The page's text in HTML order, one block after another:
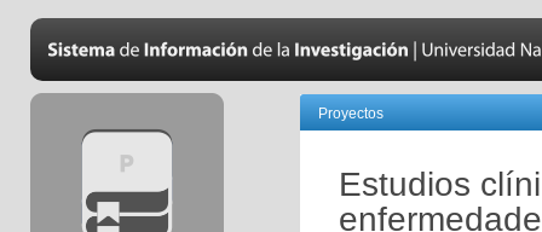
Proyectos
Estudios